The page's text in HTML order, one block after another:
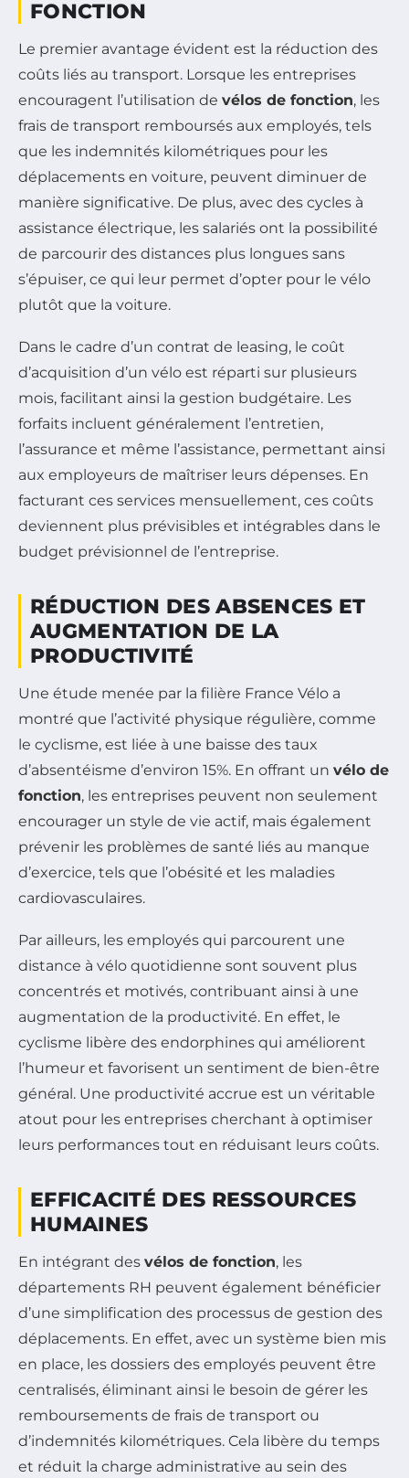
FONCTION
Le premier avantage évident est la réduction des
coûts liés au transport. Lorsque les entreprises
encouragent l’utilisation de vélos de fonction, les
frais de transport remboursés aux employés, tels
que les indemnités kilométriques pour les
déplacements en voiture, peuvent diminuer de
manière significative. De plus, avec des cycles à
assistance électrique, les salariés ont la possibilité
de parcourir des distances plus longues sans
s’épuiser, ce qui leur permet d’opter pour le vélo
plutôt que la voiture.
Dans le cadre d’un contrat de leasing, le coût
d’acquisition d’un vélo est réparti sur plusieurs
mois, facilitant ainsi la gestion budgétaire. Les
forfaits incluent généralement l’entretien,
l’assurance et même l’assistance, permettant ainsi
aux employeurs de maîtriser leurs dépenses. En
facturant ces services mensuellement, ces coûts
deviennent plus prévisibles et intégrables dans le
budget prévisionnel de l’entreprise.
RÉDUCTION DES ABSENCES ET
AUGMENTATION DE LA
PRODUCTIVITÉ
Une étude menée par la filière France Vélo a
montré que l’activité physique régulière, comme
le cyclisme, est liée à une baisse des taux
d’absentéisme d’environ 15%. En offrant un vélo de
fonction, les entreprises peuvent non seulement
encourager un style de vie actif, mais également
prévenir les problèmes de santé liés au manque
d’exercice, tels que l’obésité et les maladies
cardiovasculaires.
Par ailleurs, les employés qui parcourent une
distance à vélo quotidienne sont souvent plus
concentrés et motivés, contribuant ainsi à une
augmentation de la productivité. En effet, le
cyclisme libère des endorphines qui améliorent
l’humeur et favorisent un sentiment de bien-être
général. Une productivité accrue est un véritable
atout pour les entreprises cherchant à optimiser
leurs performances tout en réduisant leurs coûts.
EFFICACITÉ DES RESSOURCES
HUMAINES
En intégrant des vélos de fonction, les
départements RH peuvent également bénéficier
d’une simplification des processus de gestion des
déplacements. En effet, avec un système bien mis
en place, les dossiers des employés peuvent être
centralisés, éliminant ainsi le besoin de gérer les
remboursements de frais de transport ou
d’indemnités kilométriques. Cela libère du temps
et réduit la charge administrative au sein des